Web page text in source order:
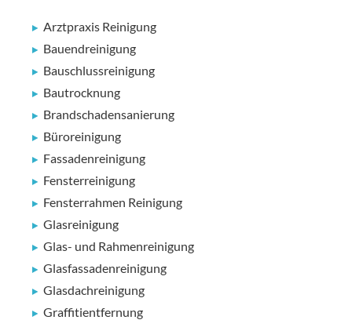
Arztpraxis Reinigung
Bauendreinigung
Bauschlussreinigung
Bautrocknung
Brandschadensanierung
Büroreinigung
Fassadenreinigung
Fensterreinigung
Fensterrahmen Reinigung
Glasreinigung
Glas- und Rahmenreinigung
Glasfassadenreinigung
Glasdachreinigung
Graffitientfernung